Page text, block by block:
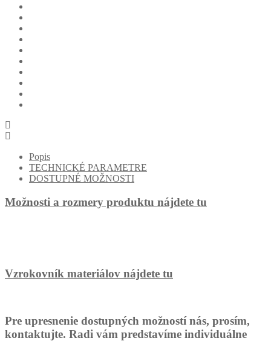
Popis
TECHNICKÉ PARAMETRE
DOSTUPNÉ MOŽNOSTI
Možnosti a rozmery produktu nájdete tu
Vzrokovník materiálov nájdete tu
Pre upresnenie dostupných možností nás, prosím,
kontaktujte. Radi vám predstavíme individuálne